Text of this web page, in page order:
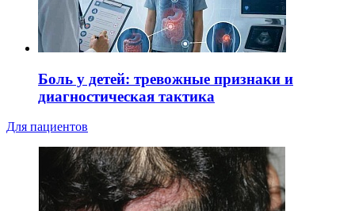
Боль у детей: тревожные признаки и
диагностическая тактика
Для пациентов